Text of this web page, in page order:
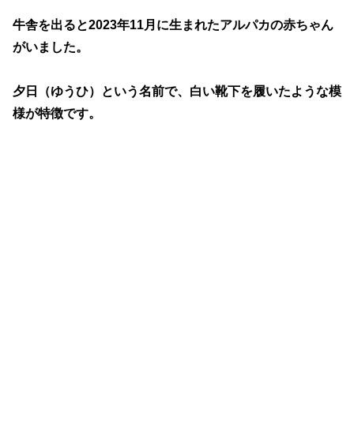
牛舎を出ると2023年11月に生まれたアルパカの赤ちゃん
がいました。
夕日（ゆうひ）という名前で、白い靴下を履いたような模
様が特徴です。